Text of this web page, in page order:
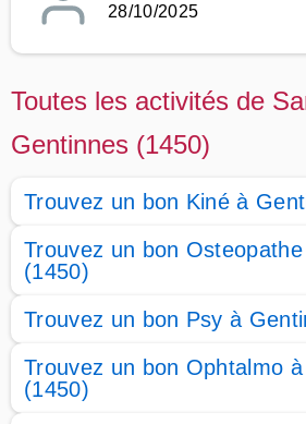
28/10/2025
Toutes les activités de
Gentinnes (1450)
Trouvez un bon Kiné à
Trouvez un bon
(1450)
Trouvez un bon Psy à
Trouvez un bon Ophtalmo
(1450)